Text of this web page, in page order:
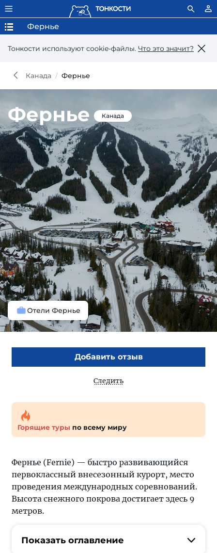
Тонкости используют сookie-файлы. Что это значит?
Фернье
Канада Фернье
Фернье Канада
Отели Фернье
Добавить отзыв
Следить
Горящие туры по всему миру
Фернье (Fernie) — быстро развивающийся
первоклассный внесезонный курорт, место
проведения международных соревнований.
Высота снежного покрова достигает здесь 9
метров.
Показать оглавление